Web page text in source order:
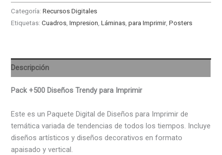
Diseños
Categoría:Recursos Digitales
Etiquetas:Cuadros,Impresion,Láminas,para Imprimir,Posters
Descripción
Pack +500 Diseños Trendy para Imprimir
Este es un Paquete Digital de Diseños para Imprimir de
temática variada de tendencias de todos los tiempos. Incluye
diseños artísticos y diseños decorativos en formato
apaisado y vertical.